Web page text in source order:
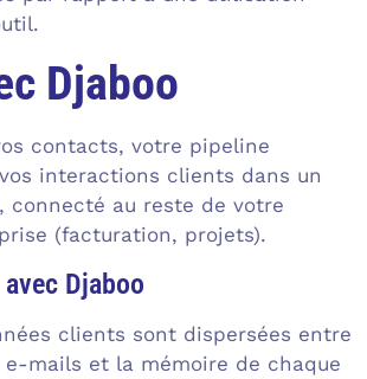
Djaboo
contacts, votre pipeline
interactions clients dans un
connecté au reste de votre
(facturation, projets).
Djaboo
clients sont dispersées entre
e-mails et la mémoire de chaque